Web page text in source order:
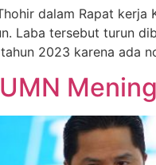
dalam Rapat
Laba tersebut turun
2023 karena ada